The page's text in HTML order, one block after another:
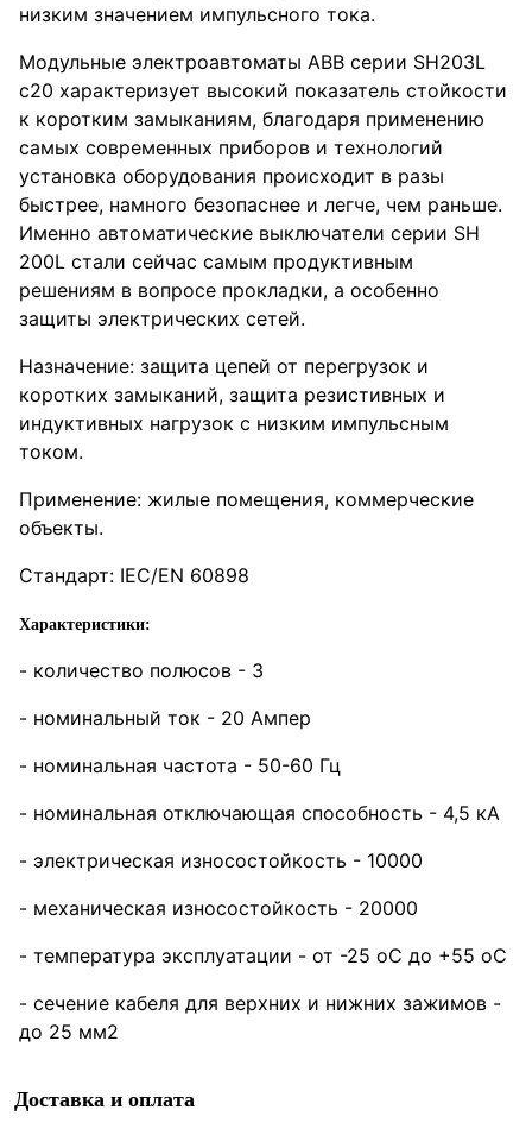
низким значением импульсного тока.
Модульные электроавтоматы ABB серии SH203L
c20 характеризует высокий показатель стойкости
к коротким замыканиям, благодаря применению
самых современных приборов и технологий
установка оборудования происходит в разы
быстрее, намного безопаснее и легче, чем раньше.
Именно автоматические выключатели серии SH
200L стали сейчас самым продуктивным
решениям в вопросе прокладки, а особенно
защиты электрических сетей.
Назначение: защита цепей от перегрузок и
коротких замыканий, защита резистивных и
индуктивных нагрузок с низким импульсным
током.
Применение: жилые помещения, коммерческие
объекты.
Стандарт: IEC/EN 60898
Характеристики:
- количество полюсов - 3
- номинальный ток - 20 Ампер
- номинальная частота - 50-60 Гц
- номинальная отключающая способность - 4,5 кА
- электрическая износостойкость - 10000
- механическая износостойкость - 20000
- температура эксплуатации - от -25 оС до +55 оС
- сечение кабеля для верхних и нижних зажимов -
до 25 мм2
Доставка и оплата